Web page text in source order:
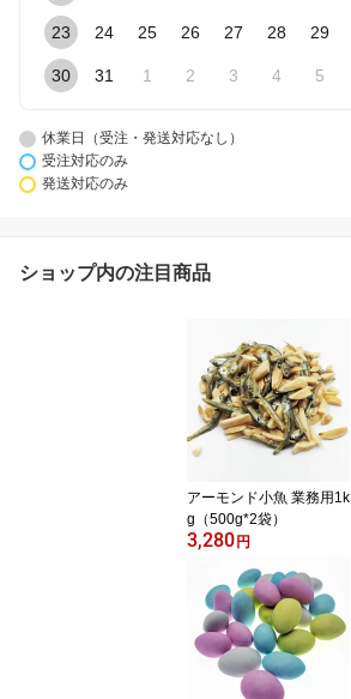
23 24 25 26 27 28 29
30 31 1 2 3 4 5
休業日（受注・発送対応なし）
受注対応のみ
発送対応のみ
ショップ内の注目商品
アーモンド小魚 業務用1k
g（500g*2袋）
3,280円